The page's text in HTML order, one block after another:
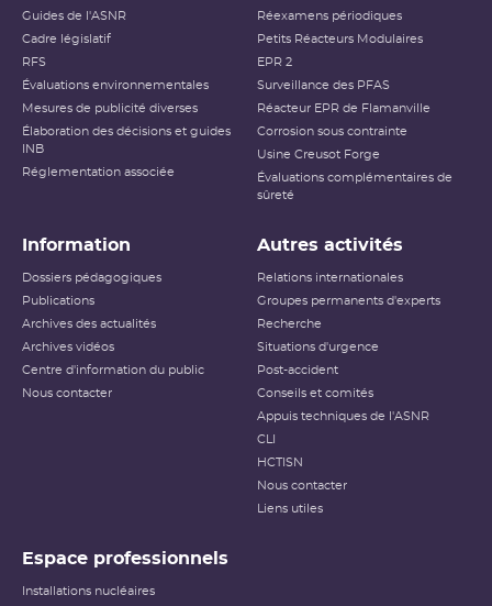
Guides de l'ASNR
Cadre législatif
RFS
Évaluations environnementales
Mesures de publicité diverses
Élaboration des décisions et guides
INB
Réglementation associée
Réexamens périodiques
Petits Réacteurs Modulaires
EPR 2
Surveillance des PFAS
Réacteur EPR de Flamanville
Corrosion sous contrainte
Usine Creusot Forge
Évaluations complémentaires de
sûreté
Information
Dossiers pédagogiques
Publications
Archives des actualités
Archives vidéos
Centre d'information du public
Nous contacter
Autres activités
Relations internationales
Groupes permanents d'experts
Recherche
Situations d'urgence
Post-accident
Conseils et comités
Appuis techniques de l'ASNR
CLI
HCTISN
Nous contacter
Liens utiles
Espace professionnels
Installations nucléaires